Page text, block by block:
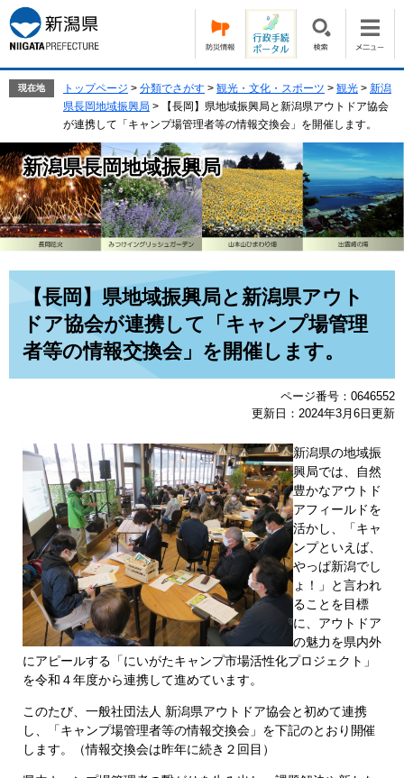
ー
ジ
の
す。
ニ
ュ
ー
し
て
本
文
へ
現在地 トップページ > 分類でさがす > 観光・文化・スポーツ > 観光 > 新潟
県長岡地域振興局 >
【長岡】県地域振興局と新潟県アウトドア協会
が連携して「キャンプ場管理者等の情報交換会」を開催します。
新潟県長岡地域振興局
【長岡】県地域振興局と新潟県アウト
ドア協会が連携して「キャンプ場管理
者等の情報交換会」を開催します。
ページ番号：0646552
更新日：2024年3月6日更新
新潟県の地域振
興局では、自然
豊かなアウトド
アフィールドを
活かし、「キャ
ンプといえば、
やっぱ新潟でし
ょ！」と言われ
ることを目標
に、アウトドア
の魅力を県内外
にアピールする「にいがたキャンプ市場活性化プロジェクト」
を令和４年度から連携して進めています。
このたび、一般社団法人 新潟県アウトドア協会と初めて連携
し、「キャンプ場管理者等の情報交換会」を下記のとおり開催
します。（情報交換会は昨年に続き２回目）